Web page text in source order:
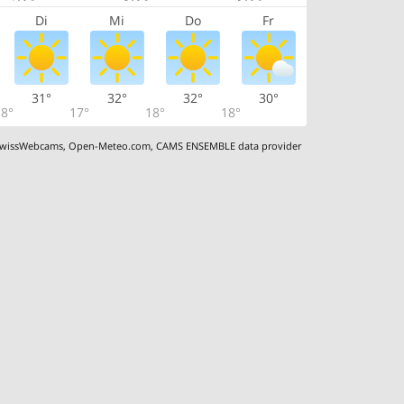
Di Mi Do Fr
31°
17°
32°
18°
32°
18°
30°
,Open-Meteo.com,CAMS ENSEMBLE data provider